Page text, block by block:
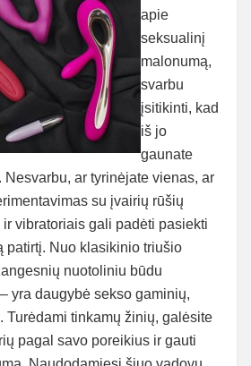
apie
seksualinį
malonumą,
svarbu
įsitikinti, kad
iš jo
gaunate
Nesvarbu, ar tyrinėjate vienas, ar
su įvairių rūšių
vibratoriais gali padėti pasiekti
patirtį. Nuo klasikinio triušio
nuotoliniu būdu
yra daugybė sekso gaminių,
Turėdami tinkamų žinių, galėsite
pagal savo poreikius ir gauti